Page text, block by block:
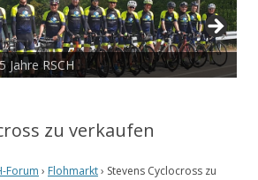
Jahre RSCH
zu verkaufen
Forum › Flohmarkt› Stevens Cyclocross zu